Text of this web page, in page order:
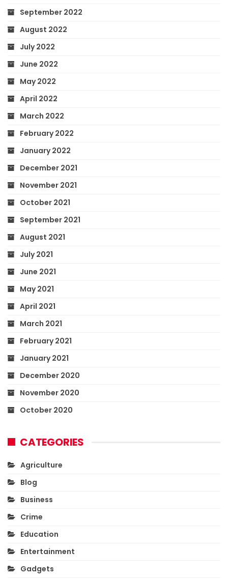
September 2022
August 2022
July 2022
June 2022
May 2022
April 2022
March 2022
February 2022
January 2022
December 2021
November 2021
October 2021
September 2021
August 2021
July 2021
June 2021
May 2021
April 2021
March 2021
February 2021
January 2021
December 2020
November 2020
October 2020
CATEGORIES
Agriculture
Blog
Business
Crime
Education
Entertainment
Gadgets